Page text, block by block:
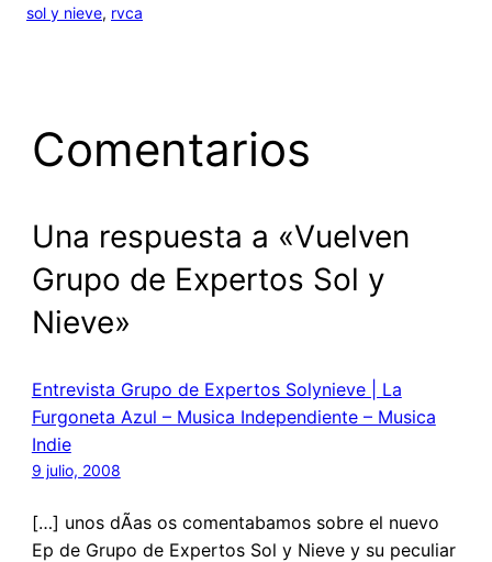
sol y nieve, rvca
Comentarios
Una respuesta a «Vuelven
Grupo de Expertos Sol y
Nieve»
Entrevista Grupo de Expertos Solynieve | La
Furgoneta Azul – Musica Independiente – Musica
Indie
9 julio, 2008
[…] unos dÃ­as os comentabamos sobre el nuevo
Ep de Grupo de Expertos Sol y Nieve y su peculiar